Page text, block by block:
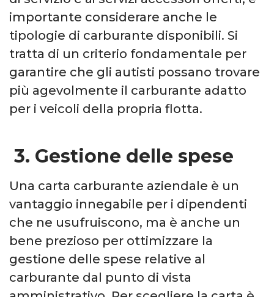
importante considerare anche le
tipologie di carburante disponibili. Si
tratta di un criterio fondamentale per
garantire che gli autisti possano trovare
più agevolmente il carburante adatto
per i veicoli della propria flotta.
3. Gestione delle spese
Una carta carburante aziendale è un
vantaggio innegabile per i dipendenti
che ne usufruiscono, ma è anche un
bene prezioso per ottimizzare la
gestione delle spese relative al
carburante dal punto di vista